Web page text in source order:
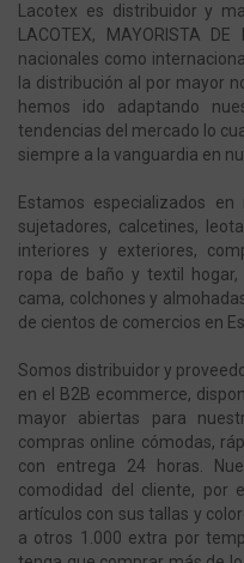
Lacotex es distribuidor y
LACOTEX, MAYORISTA
nacionales como
la distribución al por mayor
hemos ido adaptando
tendencias del mercado lo
siempre a la vanguardia en
Estamos especializados
sujetadores, calcetines,
interiores y exteriores,
ropa de baño y textil
cama, colchones y
de cientos de comercios en
Somos distribuidor y
en el B2B ecommerce,
mayor abiertas para
compras online cómodas,
con entrega 24 horas.
comodidad del cliente, por
artículos con sus tallas y
a otros 1.000 extra por